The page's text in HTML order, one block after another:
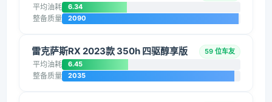
平均油耗 6.34
整备质量 2090
雷克萨斯RX 2023款 350h 四驱醇享版 59 位车友
平均油耗 6.45
整备质量 2035